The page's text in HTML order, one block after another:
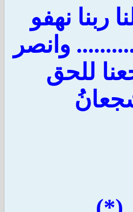
ربنا نهفو
وانصر
للحق